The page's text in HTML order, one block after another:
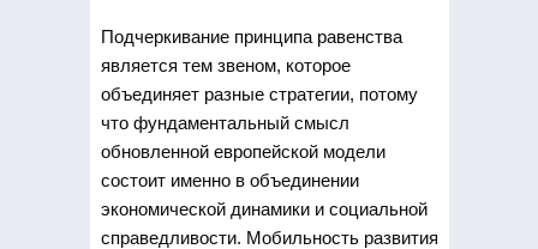
Подчеркивание принципа равенства
является тем звеном, которое
объединяет разные стратегии, потому
что фундаментальный смысл
обновленной европейской модели
состоит именно в объединении
экономической динамики и социальной
справедливости. Мобильность развития